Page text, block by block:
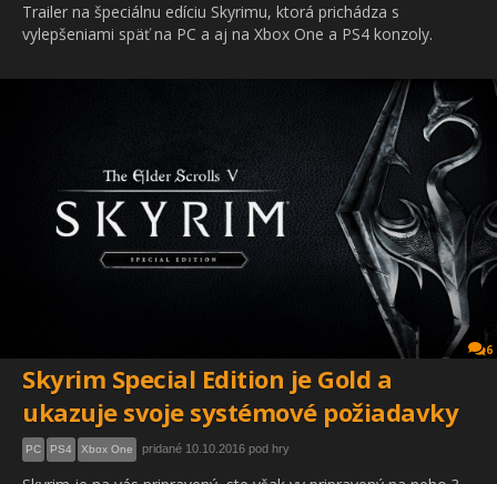
Trailer na špeciálnu edíciu Skyrimu, ktorá prichádza s
vylepšeniami späť na PC a aj na Xbox One a PS4 konzoly.
6
Skyrim Special Edition je Gold a
ukazuje svoje systémové požiadavky
PC PS4 Xbox One pridané 10.10.2016 pod hry